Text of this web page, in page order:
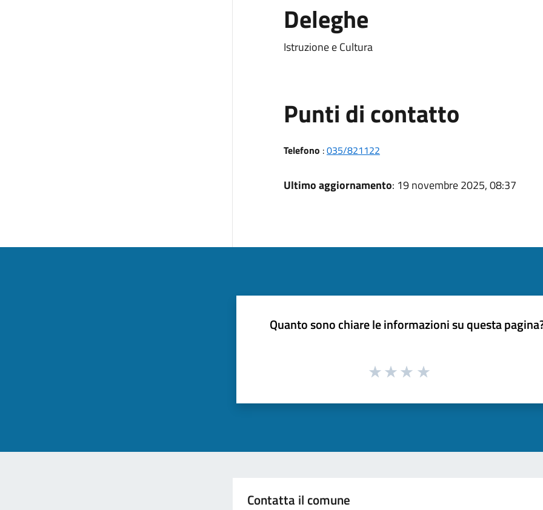
Deleghe
Istruzione e Cultura
Punti di contatto
Telefono :035/821122
Ultimo aggiornamento: 19 novembre 2025, 08:37
Quanto sono chiare le informazioni su questa
Contatta il comune